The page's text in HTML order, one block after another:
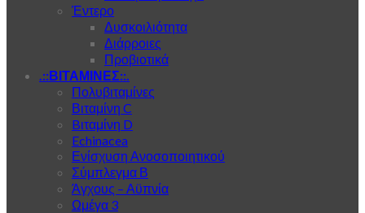
Έντερο
Δυσκοιλιότητα
Διάρροιες
Προβιοτικά
.::ΒΙΤΑΜΙΝΕΣ::.
Πολυβιταμίνες
Βιταμίνη C
Bιταμίνη D
Echinacea
Ενίσχυση Ανοσοποιητικού
Σύμπλεγμα Β
Άγχους – Αϋπνία
Ωμέγα 3